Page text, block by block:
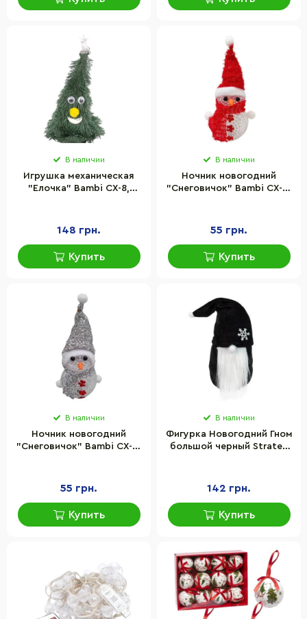
В наличии
Игрушка механическая
"Елочка" Bambi СХ-8,
148 грн.
Купить
В наличии
Ночник новогодний
"Снеговичок" Bambi СХ-4-
55 грн.
Купить
В наличии
Ночник новогодний
"Снеговичок" Bambi СХ-4-
55 грн.
Купить
В наличии
Фигурка Новогодний Гном
большой черный Strateg
142 грн.
Купить